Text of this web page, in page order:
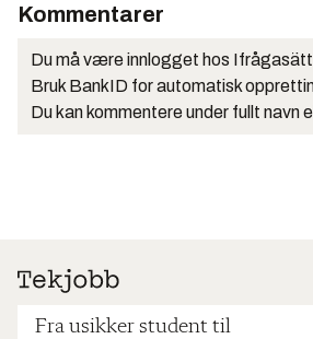
Kommentarer
Du må være innlogget hos
Bruk BankID for automatisk
Du kan kommentere under fullt navn
Fra usikker student til